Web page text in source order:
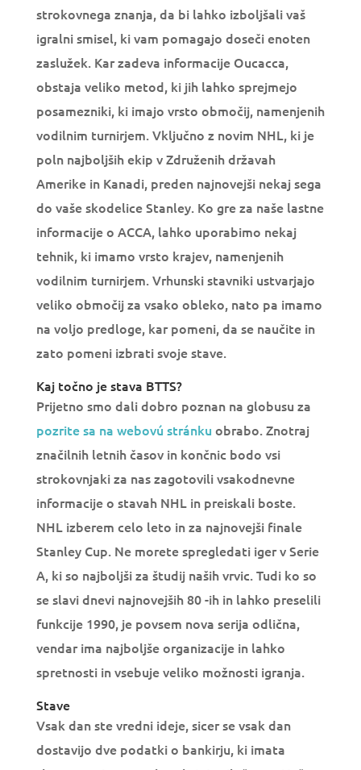
strokovnega znanja, da bi lahko izboljšali vaš
igralni smisel, ki vam pomagajo doseči enoten
zaslužek. Kar zadeva informacije Oucacca,
obstaja veliko metod, ki jih lahko sprejmejo
posamezniki, ki imajo vrsto območij, namenjenih
vodilnim turnirjem. Vključno z novim NHL, ki je
poln najboljših ekip v Združenih državah
Amerike in Kanadi, preden najnovejši nekaj sega
do vaše skodelice Stanley. Ko gre za naše lastne
informacije o ACCA, lahko uporabimo nekaj
tehnik, ki imamo vrsto krajev, namenjenih
vodilnim turnirjem. Vrhunski stavniki ustvarjajo
veliko območij za vsako obleko, nato pa imamo
na voljo predloge, kar pomeni, da se naučite in
zato pomeni izbrati svoje stave.
Kaj točno je stava BTTS?
Prijetno smo dali dobro poznan na globusu za
pozrite sa na webovú stránku obrabo. Znotraj
značilnih letnih časov in končnic bodo vsi
strokovnjaki za nas zagotovili vsakodnevne
informacije o stavah NHL in preiskali boste.
NHL izberem celo leto in za najnovejši finale
Stanley Cup. Ne morete spregledati iger v Serie
A, ki so najboljši za študij naših vrvic. Tudi ko so
se slavi dnevi najnovejših 80 -ih in lahko preselili
funkcije 1990, je povsem nova serija odlična,
vendar ima najboljše organizacije in lahko
spretnosti in vsebuje veliko možnosti igranja.
Stave
Vsak dan ste vredni ideje, sicer se vsak dan
dostavijo dve podatki o bankirju, ki imata